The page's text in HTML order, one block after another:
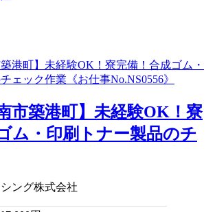
市築港町】未経験OK！寮
ム・印刷トナー製品のチ
ング株式会社